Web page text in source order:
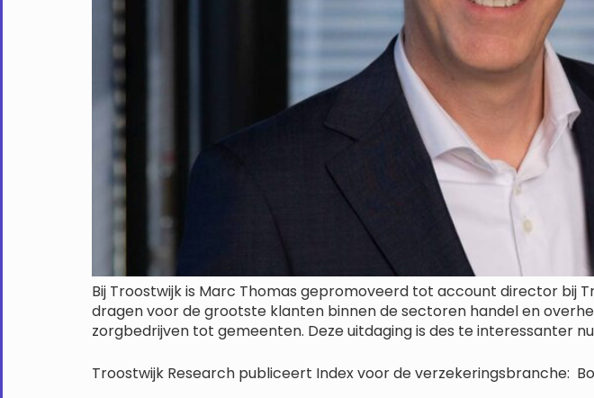
Bij Troostwijk is Marc Thomas gepromoveerd tot account director bij
dragen voor de grootste klanten binnen de sectoren handel en
zorgbedrijven tot gemeenten. Deze uitdaging is des te interessanter
Troostwijk Research publiceert Index voor de verzekeringsbranche: